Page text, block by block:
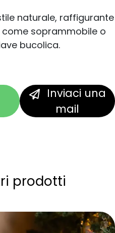
naturale, raffigurante
soprammobile o
bucolica.
mail
prodotti